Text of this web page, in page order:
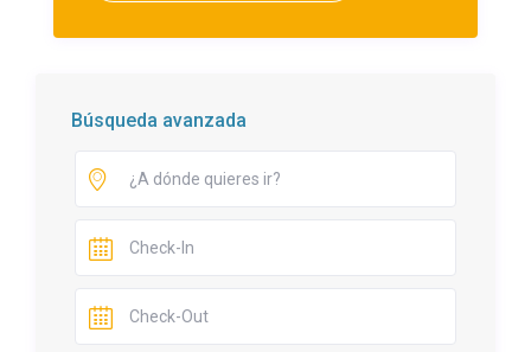
Búsqueda avanzada